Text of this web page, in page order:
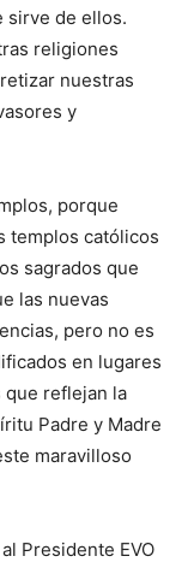
sirve de ellos.
religiones
nuestras
y
porque
templos católicos
sagrados que
las nuevas
pero no es
en lugares
que reflejan la
Padre y Madre
maravilloso
Presidente EVO